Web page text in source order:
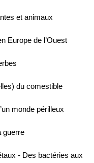
et animaux
Europe de l’Ouest
du comestible
monde périlleux
guerre
- Des bactéries aux